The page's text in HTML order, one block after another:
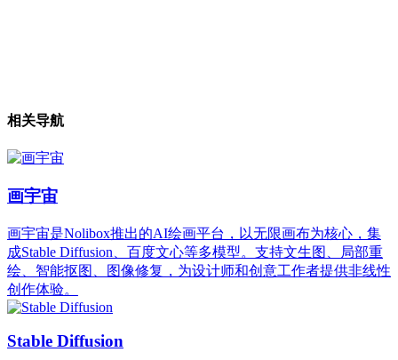
相关导航
画宇宙
画宇宙是Nolibox推出的AI绘画平台，以无限画布为核心，集
成Stable Diffusion、百度文心等多模型。支持文生图、局部重
绘、智能抠图、图像修复，为设计师和创意工作者提供非线性
创作体验。
Stable Diffusion